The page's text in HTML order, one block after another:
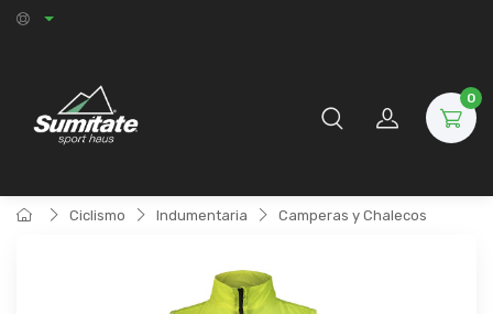
0
Ciclismo Indumentaria Camperas y Chalecos